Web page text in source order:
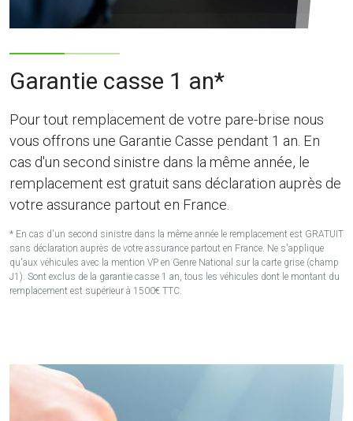
Garantie casse 1 an*
Pour tout remplacement de votre pare-brise nous
vous offrons une Garantie Casse pendant 1 an. En
cas d'un second sinistre dans la même année, le
remplacement est gratuit sans déclaration auprès de
votre assurance partout en France.
* En cas d'un second sinistre dans la même année le remplacement est GRATUIT
sans déclaration auprès de votre assurance partout en France. Ne s'applique
qu'aux véhicules avec la mention VP en Genre National sur la carte grise (champ
J1). Sont exclus de la garantie casse 1 an, tous les véhicules dont le montant du
remplacement est supérieur à 1500€ TTC.